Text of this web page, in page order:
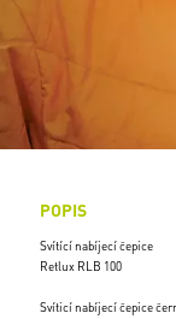
POPIS
Svítící nabíjecí čepice
Retlux RLB 100
Svíticí nabíjecí čepice